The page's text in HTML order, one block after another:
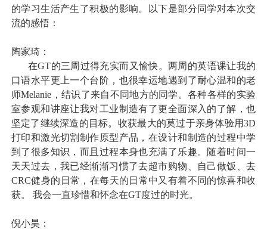
的学习生活产生了积极的影响。以下是部分同学对本次交
流的感悟：
陶家琦：
在GT的三周过得充实而又愉快。两周的英语课让我的
口语水平更上一个台阶，也很幸运地遇到了耐心温和的老
师Melanie ，结识了来自不同地方的同学。各种各样的实验
室参观和讲座让我对工业制造有了更全面深入的了解，也
坚定了继续深造的目标。收获最大的莫过于亲身体验用3D
打印和激光切割制作原型产品，在设计和制造的过程中学
到了很多知识，而且过程本身也充满了乐趣。随着时间一
天天过去，我已经渐渐习惯了去超市购物、自己做饭、去
CRC健身的日常，在每天的日常中又有着不同的惊喜和收
获。 我会一直珍惜和怀念在GT度过的时光。
倪小昊：